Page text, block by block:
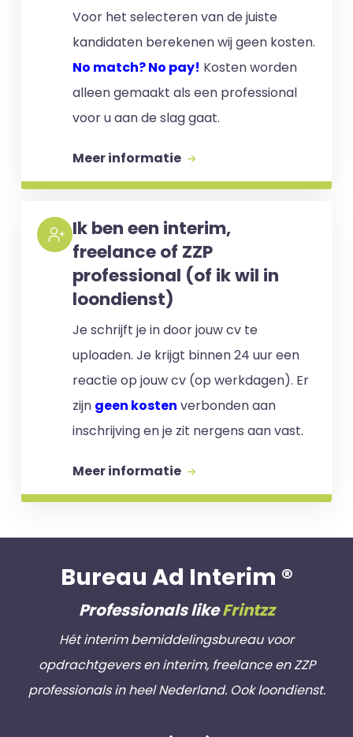
Voor het selecteren van de juiste
kandidaten berekenen wij geen kosten.
No match? No pay! Kosten worden
alleen gemaakt als een professional
voor u aan de slag gaat.
Meer informatie
Ik ben een interim,
freelance of ZZP
professional (of ik wil in
loondienst)
Je schrijft je in door jouw cv te
uploaden. Je krijgt binnen 24 uur een
reactie op jouw cv (op werkdagen). Er
zijn geen kosten verbonden aan
inschrijving en je zit nergens aan vast.
Meer informatie
Bureau Ad Interim ®
Professionals likeFrintzz
Hét interim bemiddelingsbureau voor
opdrachtgevers en interim, freelance en ZZP
professionals in heel Nederland. Ook loondienst.